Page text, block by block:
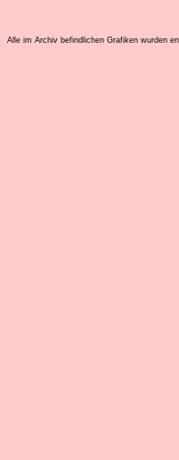
Alle im Archiv befindlichen Grafiken wurden